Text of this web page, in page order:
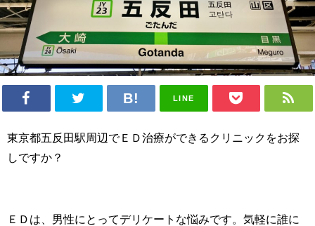
LINE
東京都五反田駅周辺でＥＤ治療ができるクリニックをお探
しですか？
ＥＤは、男性にとってデリケートな悩みです。気軽に誰に